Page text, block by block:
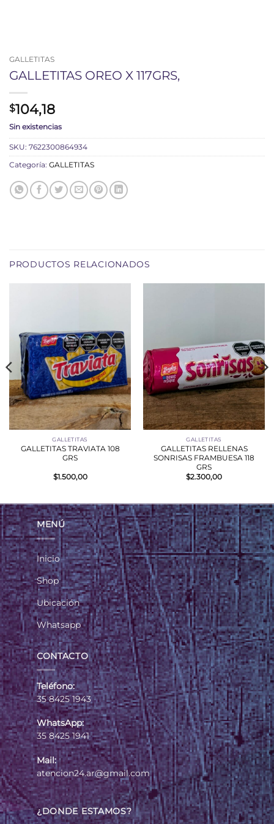
GALLETITAS
GALLETITAS OREO X 117GRS,
$104,18
Sin existencias
SKU: 7622300864934
Categoría: GALLETITAS
PRODUCTOS RELACIONADOS
GALLETITAS
GALLETITAS TRAVIATA 108
GRS
$1.500,00
GALLETITAS
GALLETITAS RELLENAS
SONRISAS FRAMBUESA 118
GRS
$2.300,00
MENÚ
Inicio
Shop
Ubicación
Whatsapp
CONTACTO
Teléfono:
35 8425 1943
WhatsApp:
35 8425 1941
Mail:
atencion24.ar@gmail.com
¿DONDE ESTAMOS?